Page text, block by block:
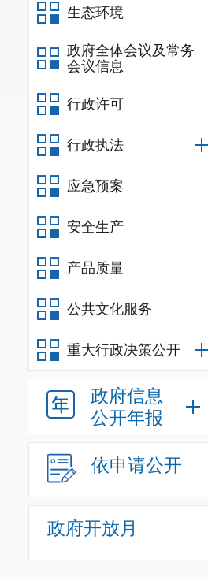
生态环境
政府全体会议及常务
会议信息
行政许可
行政执法
应急预案
安全生产
产品质量
公共文化服务
重大行政决策公开
政府信息
公开年报
依申请公开
政府开放月